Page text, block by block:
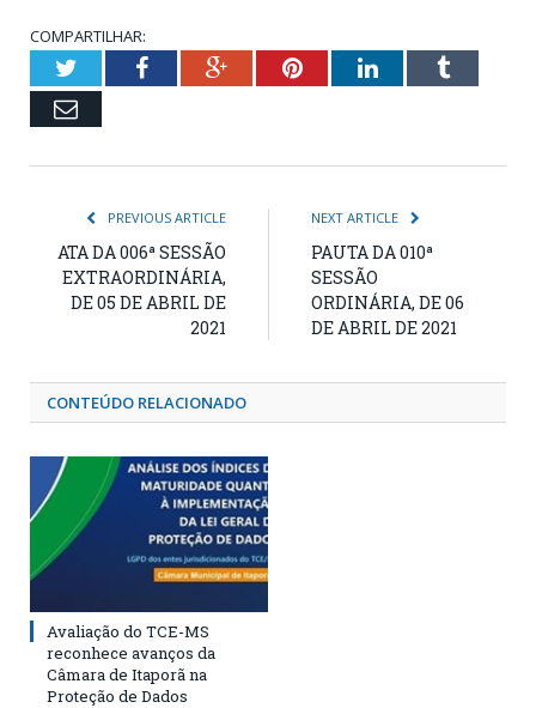
COMPARTILHAR:
TwitterFacebookGoogle+PinterestLinkedInTumblr
Email
PREVIOUS ARTICLE
ATA DA 006ª SESSÃO
EXTRAORDINÁRIA,
DE 05 DE ABRIL DE
2021
NEXT ARTICLE
PAUTA DA 010ª
SESSÃO
ORDINÁRIA, DE 06
DE ABRIL DE 2021
CONTEÚDO RELACIONADO
Avaliação do TCE-MS
reconhece avanços da
Câmara de Itaporã na
Proteção de Dados